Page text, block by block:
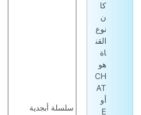
كا
ن
نوع
القن
اة
هو
CH
AT
أو
E
سلسلة أبجدية